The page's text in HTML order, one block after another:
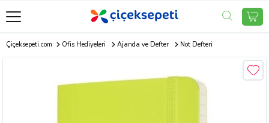
Çiçeksepeti.com Ofis Hediyeleri Ajanda ve Defter Not Defteri